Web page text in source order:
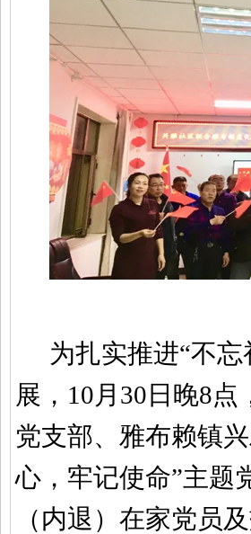
为扎实推进“不
展， 10月 30 日晚8点
党支部、雅布赖镇
心，牢记使命”主题
（内退）在家党员